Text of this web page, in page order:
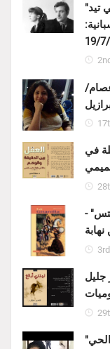
"القصيدة الأخيرة للشاعر البريطاني تيد
في
-
جليل